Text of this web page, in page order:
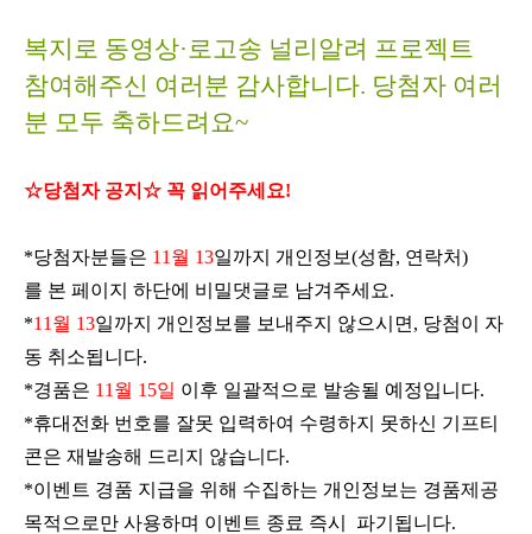
복지로 동영상·로고송 널리알려 프로젝트
참여해주신 여러분 감사합니다. 당첨자 여러
분 모두 축하드려요~
☆당첨자 공지☆ 꼭 읽어주세요!
*당첨자분들은 11 월 13일까지 개인정보(성함, 연락처)
를 본 페이지 하단에 비밀댓글로 남겨주세요.
*11 월 13일까지 개인정보를 보내주지 않으시면 , 당첨이 자
동 취소됩니다.
*경품은 11 월 15일 이후 일괄적으로 발송될 예정입니다.
*휴대전화 번호를 잘못 입력하여 수령하지 못하신 기프티
콘은 재발송해 드리지 않습니다.
*이벤트 경품 지급을 위해 수집하는 개인정보는 경품제공
목적으로만 사용하며 이벤트 종료 즉시 파기됩니다.